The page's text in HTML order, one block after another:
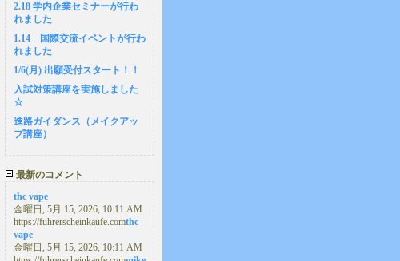
2.18 学内企業セミナーが行わ
れました
1.14 国際交流イベントが行わ
れました
1/6(月) 出願受付スタート！！
入試対策講座を実施しました
☆
進路ガイダンス（メイクアッ
プ講座）
最新のコメント
thc vape
金曜日, 5月 15, 2026, 10:11 AM
https://fuhrerscheinkaufe.comthc
vape
金曜日, 5月 15, 2026, 10:11 AM